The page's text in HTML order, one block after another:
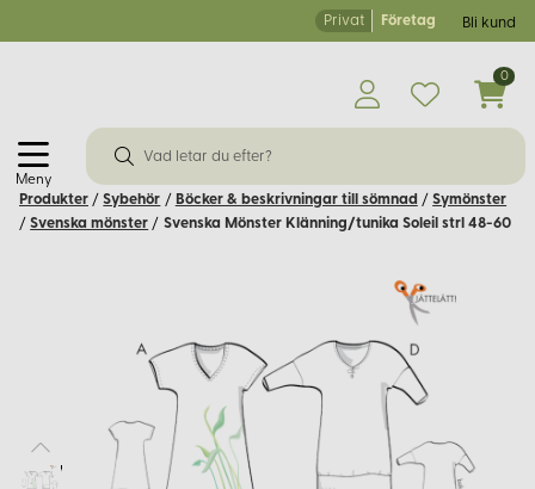
Privat Företag Bli kund
Meny
0
Produkter / Sybehör / Böcker & beskrivningar till sömnad / Symönster
/ Svenska mönster / Svenska Mönster Klänning/tunika Soleil strl 48-60